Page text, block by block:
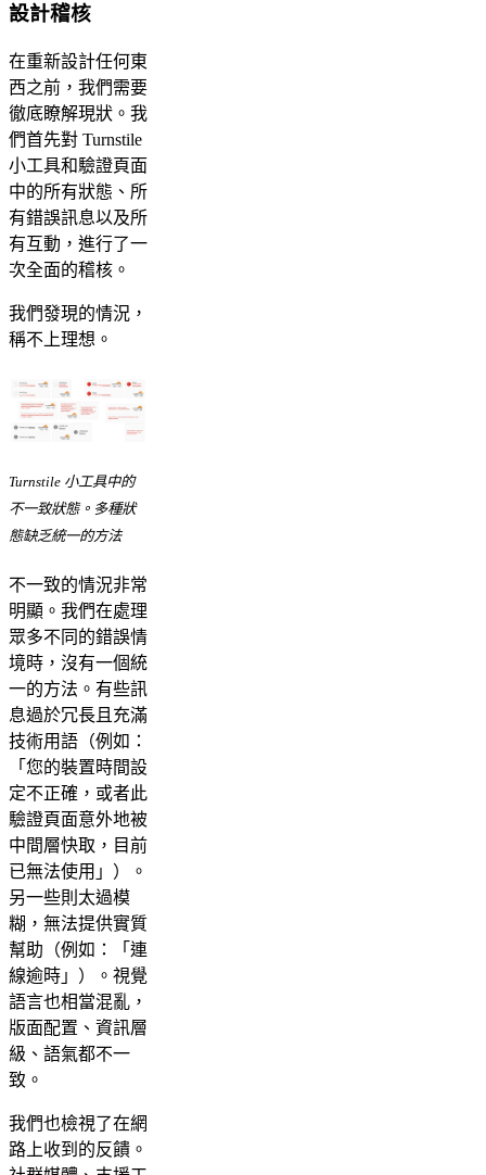
設計稽核
在重新設計任何東
西之前，我們需要
徹底瞭解現狀。我
們首先對 Turnstile
小工具和驗證頁面
中的所有狀態、所
有錯誤訊息以及所
有互動，進行了一
次全面的稽核。
我們發現的情況，
稱不上理想。
Turnstile 小工具中的
不一致狀態。多種狀
態缺乏統一的方法
不一致的情況非常
明顯。我們在處理
眾多不同的錯誤情
境時，沒有一個統
一的方法。有些訊
息過於冗長且充滿
技術用語（例如：
「您的裝置時間設
定不正確，或者此
驗證頁面意外地被
中間層快取，目前
已無法使用」）。
另一些則太過模
糊，無法提供實質
幫助（例如：「連
線逾時」）。視覺
語言也相當混亂，
版面配置、資訊層
級、語氣都不一
致。
我們也檢視了在網
路上收到的反饋。